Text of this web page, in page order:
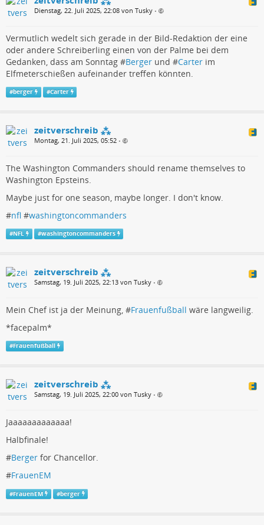
Dienstag, 22. Juli 2025, 22:08 von Tusky •
Vermutlich wedelt sich gerade in der Bild-Redaktion der eine
oder andere Schreiberling einen von der Palme bei dem
Gedanken, dass am Sonntag #Berger und #Carter im
Elfmeterschießen aufeinander treffen könnten.
#berger #Carter
zeitverschreib ⁂
Montag, 21. Juli 2025, 05:52 •
The Washington Commanders should rename themselves to
Washington Epsteins.
Maybe just for one season, maybe longer. I don't know.
#nfl #washingtoncommanders
#NFL #washingtoncommanders
zeitverschreib ⁂
Samstag, 19. Juli 2025, 22:13 von Tusky •
Mein Chef ist ja der Meinung, #Frauenfußball wäre langweilig.
*facepalm*
#Frauenfußball
zeitverschreib ⁂
Samstag, 19. Juli 2025, 22:00 von Tusky •
Jaaaaaaaaaaaaa!
Halbfinale!
#Berger for Chancellor.
#FrauenEM
#FrauenEM #berger